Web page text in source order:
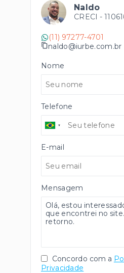
Naldo
CRECI -
(11) 97277-4701
naldo@iurbe.com.br
Nome
Telefone
E-mail
Mensagem
Concordo com a
Privacidade